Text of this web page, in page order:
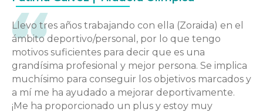
Llevo tres años trabajando con ella (Zoraida) en el
ámbito deportivo/personal, por lo que tengo
motivos suficientes para decir que es una
grandísima profesional y mejor persona. Se implica
muchísimo para conseguir los objetivos marcados y
a mí me ha ayudado a mejorar deportivamente.
¡Me ha proporcionado un plus y estoy muy